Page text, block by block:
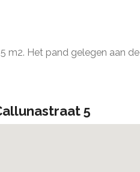
m2. Het pand gelegen aan
5